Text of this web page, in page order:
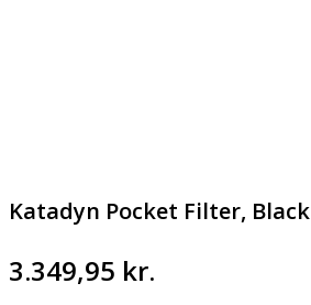
Katadyn Pocket Filter, Black
3.349,95 kr.